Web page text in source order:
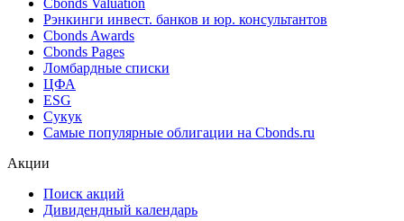
Cbonds Valuation
Рэнкинги инвест. банков и юр. консультантов
Cbonds Awards
Cbonds Pages
Ломбардные списки
ЦФА
ESG
Сукук
Самые популярные облигации на Cbonds.ru
Акции
Поиск акций
Дивидендный календарь